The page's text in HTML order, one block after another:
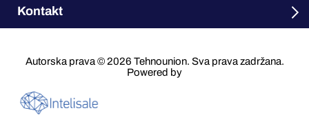
Kontakt
Autorska prava © 2026 Tehnounion. Sva prava zadržana.
Powered by